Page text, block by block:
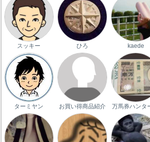
スッキー ひろ kaede
ターミヤン お買い得商品紹介 万馬券ハンタ